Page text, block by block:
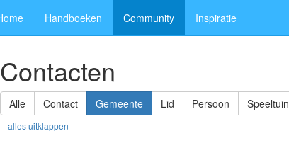
Handboeken Community Inspiratie
Contacten
Alle Contact Gemeente Lid Persoon Speeltuin
alles uitklappen